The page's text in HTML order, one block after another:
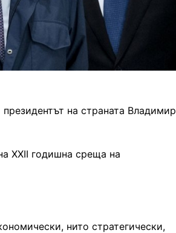
президентът на страната Владимир
XXII годишна среща на
нито стратегически,